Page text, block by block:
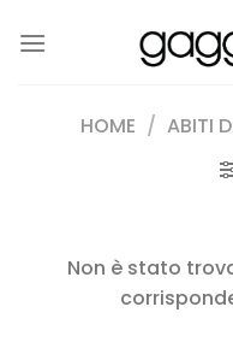
HOME / ABITI
Non è stato